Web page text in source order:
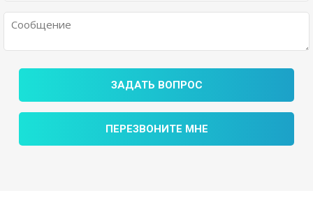
ЗАДАТЬ ВОПРОС
ПЕРЕЗВОНИТЕ МНЕ